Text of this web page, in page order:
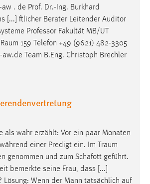
. de Prof. Dr.-Ing. Burkhard
[...] ftlicher Berater Leitender Auditor
Professor Fakultät MB/UT
Raum 159 Telefon +49 (9621) 482-3305
Team B.Eng. Christoph Brechler
als wahr erzählt: Vor ein paar Monaten
einer Predigt ein. Im
Traum
genommen und zum Schafott geführt.
bemerkte seine Frau, dass [...]
Lösung: Wenn der Mann tatsächlich auf